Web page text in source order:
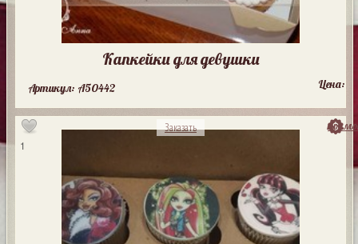
Капкейки для девушки
Артикул: A50442 Цена:
1
Заказать